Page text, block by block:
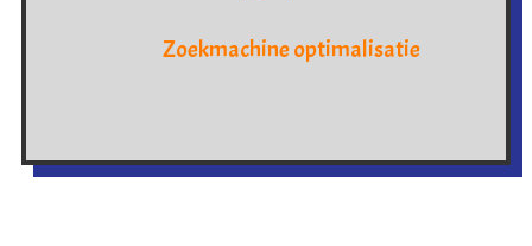
Zoekmachine optimalisatie